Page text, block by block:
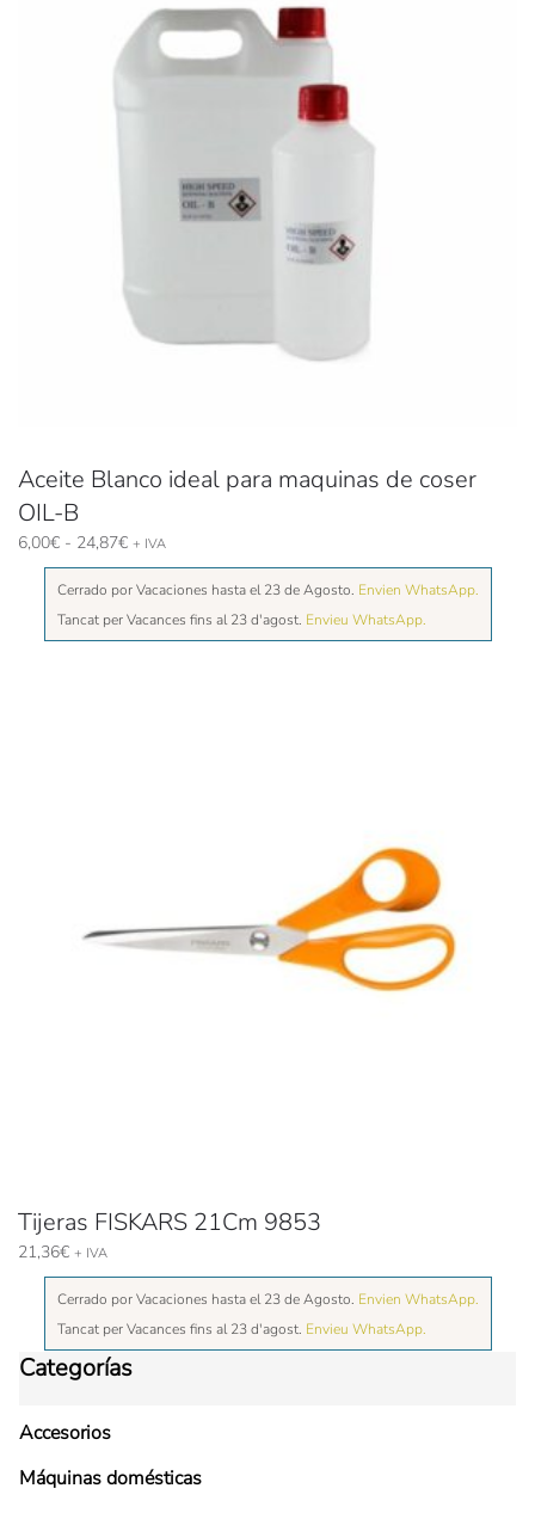
Aceite Blanco ideal para maquinas de coser
OIL-B
6,00€ - 24,87€Rango
de
precios:
desde
6,00€
+ IVA
Cerrado por Vacaciones hasta el 23 de Agosto. Envien WhatsApp.
Tancat per Vacances fins al 23 d'agost. Envieu WhatsApp.
Tijeras FISKARS 21Cm 9853
21,36€ + IVA
Cerrado por Vacaciones hasta el 23 de Agosto. Envien WhatsApp.
Tancat per Vacances fins al 23 d'agost. Envieu WhatsApp.
Categorías
Accesorios
Máquinas domésticas